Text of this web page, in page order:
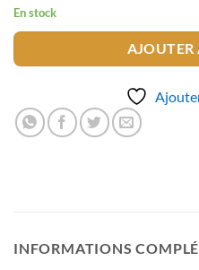
En stock
AJOUTER
INFORMATIONS